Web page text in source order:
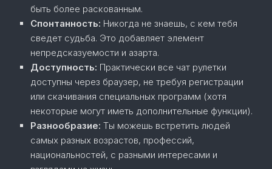
быть более раскованным.
Спонтанность: Никогда не знаешь, с кем тебя
сведет судьба. Это добавляет элемент
непредсказуемости и азарта.
Доступность: Практически все чат рулетки
доступны через браузер, не требуя регистрации
или скачивания специальных программ (хотя
некоторые могут иметь дополнительные функции).
Разнообразие: Ты можешь встретить людей
самых разных возрастов, профессий,
национальностей, с разными интересами и